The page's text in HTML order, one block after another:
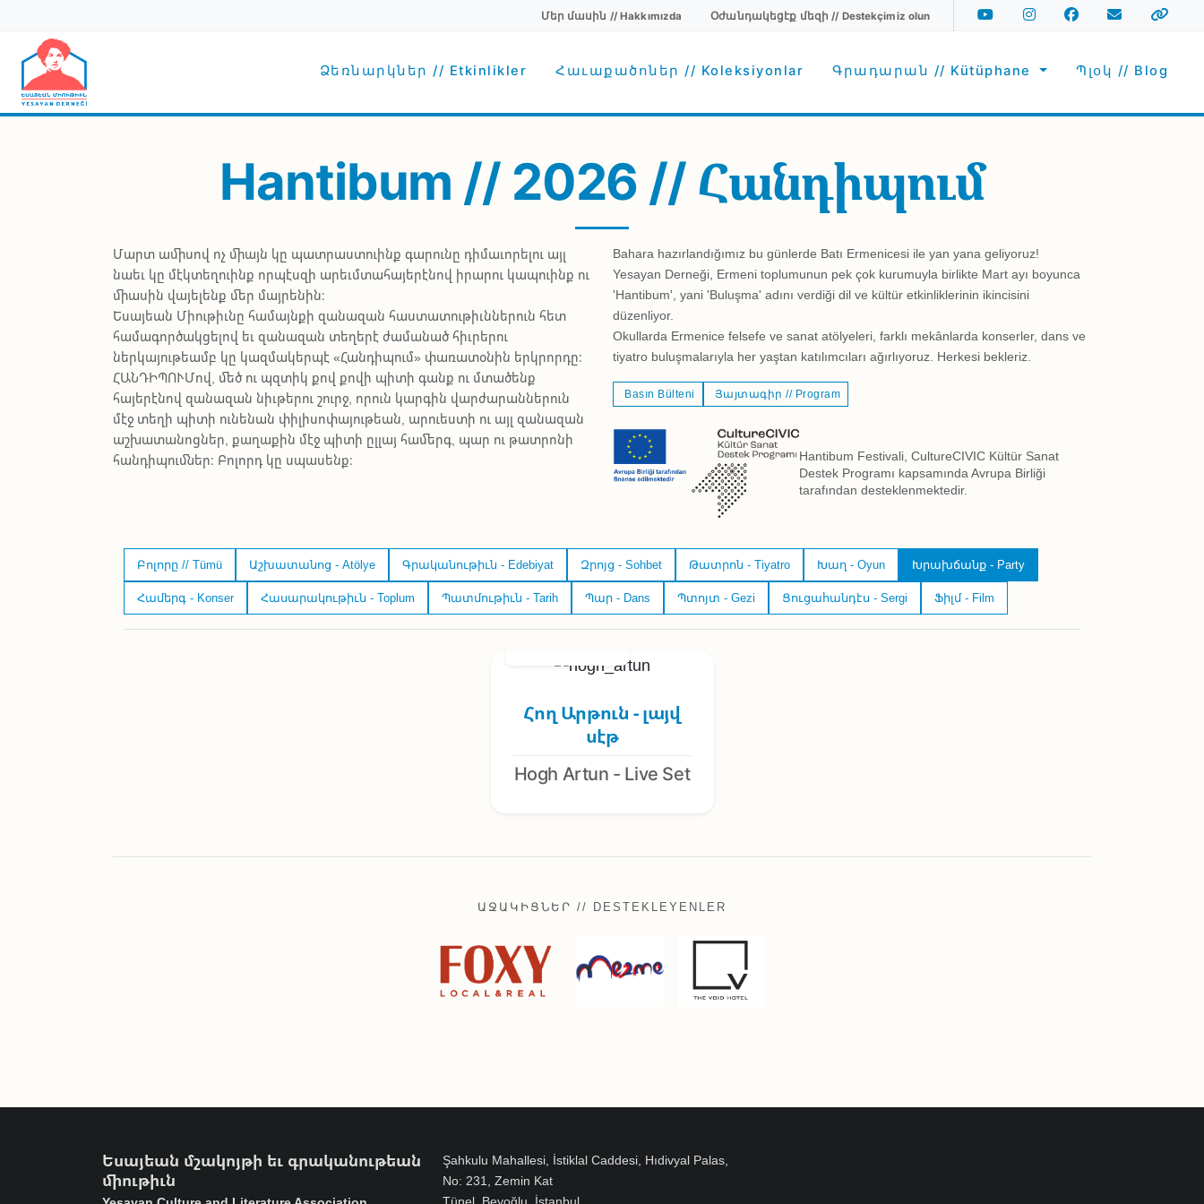
Secondary menu
Մեր մասին // Hakkımızda Օժանդակեցէք մեզի // Destekçimiz olun Social Media
YoutubeInstagramFacebookEmail Spotify
Main navigation
Ձեռնարկներ // Etkinlikler Հաւաքածոներ // Koleksiyonlar Գրադարան // Kütüphane Պլօկ // Blog
Hantibum // 2026 // Հանդիպում
Մարտ ամիսով ոչ միայն կը պատրաստուինք գարունը դիմաւորելու այլ
նաեւ կը մէկտեղուինք որպէսզի արեւմտահայերէնով իրարու կապուինք ու
միասին վայելենք մեր մայրենին։
Եսայեան Միութիւնը համայնքի զանազան հաստատութիւններուն հետ
համագործակցելով եւ զանազան տեղերէ ժամանած հիւրերու
ներկայութեամբ կը կազմակերպէ «Հանդիպում» փառատօնին երկրորդը։
ՀԱՆԴԻՊՈՒՄով, մեծ ու պզտիկ քով քովի պիտի գանք ու մտածենք
հայերէնով զանազան նիւթերու շուրջ, որուն կարգին վարժարաններուն
մէջ տեղի պիտի ունենան փիլիսոփայութեան, արուեստի ու այլ զանազան
աշխատանոցներ, քաղաքին մէջ պիտի ըլլայ համերգ, պար ու թատրոնի
հանդիպումներ։ Բոլորդ կը սպասենք։
Bahara hazırlandığımız bu günlerde Batı Ermenicesi ile yan yana geliyoruz!
Yesayan Derneği, Ermeni toplumunun pek çok kurumuyla birlikte Mart ayı boyunca
'Hantibum', yani 'Buluşma' adını verdiği dil ve kültür etkinliklerinin ikincisini
düzenliyor.
Okullarda Ermenice felsefe ve sanat atölyeleri, farklı mekânlarda konserler, dans ve
tiyatro buluşmalarıyla her yaştan katılımcıları ağırlıyoruz. Herkesi bekleriz.
Basın Bülteni Յայտագիր // Program
Hantibum Festivali, CultureCIVIC Kültür Sanat
Destek Programı kapsamında Avrupa Birliği
tarafından desteklenmektedir.
Բոլորը // Tümü Աշխատանոց - Atölye Գրականութիւն - Edebiyat Զրոյց - Sohbet Թատրոն - Tiyatro Խաղ - Oyun Խրախճանք - Party
Համերգ - Konser Հասարակութիւն - Toplum Պատմութիւն - Tarih Պար - Dans Պտոյտ - Gezi Ցուցահանդէս - Sergi Ֆիլմ - Film
Հող Արթուն - լայվ
սէթ
Hogh Artun - Live Set
ԱՋԱԿԻՑՆԵՐ // DESTEKLEYENLER
Եսայեան մշակոյթի եւ գրականութեան
միութիւն
Şahkulu Mahallesi, İstiklal Caddesi, Hıdivyal Palas,
No: 231, Zemin Kat